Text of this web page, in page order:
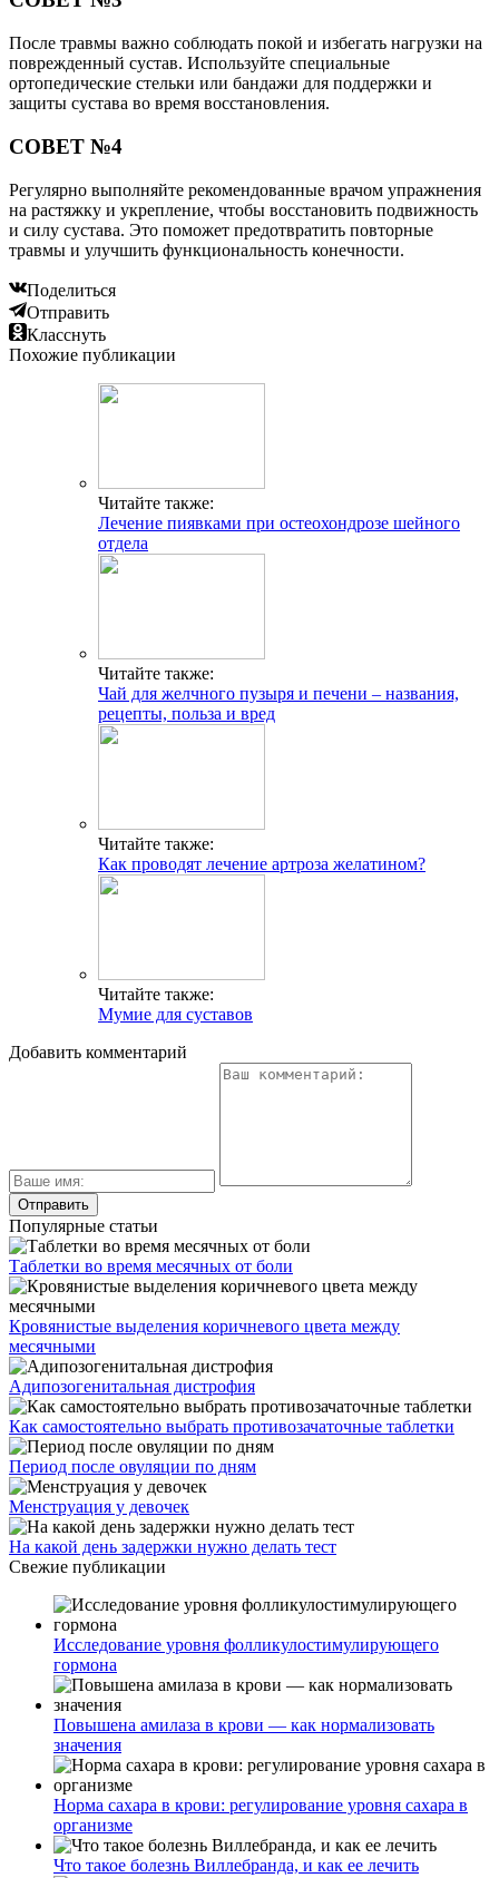
После травмы важно соблюдать покой и избегать нагрузки на
поврежденный сустав. Используйте специальные
ортопедические стельки или бандажи для поддержки и
защиты сустава во время восстановления.
СОВЕТ №4
Регулярно выполняйте рекомендованные врачом упражнения
на растяжку и укрепление, чтобы восстановить подвижность
и силу сустава. Это поможет предотвратить повторные
травмы и улучшить функциональность конечности.
Поделиться
Отправить
Класснуть
Похожие публикации
Читайте также:
Лечение пиявками при остеохондрозе шейного
отдела
Читайте также:
Чай для желчного пузыря и печени – названия,
рецепты, польза и вред
Читайте также:
Как проводят лечение артроза желатином?
Читайте также:
Мумие для суставов
Добавить комментарий
Популярные статьи
Таблетки во время месячных от боли
Кровянистые выделения коричневого цвета между
месячными
Адипозогенитальная дистрофия
Как самостоятельно выбрать противозачаточные таблетки
Период после овуляции по дням
Менструация у девочек
На какой день задержки нужно делать тест
Свежие публикации
Исследование уровня фолликулостимулирующего
гормона
Повышена амилаза в крови — как нормализовать
значения
Норма сахара в крови: регулирование уровня сахара в
организме
Что такое болезнь Виллебранда, и как ее лечить